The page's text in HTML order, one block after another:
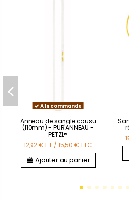
A la commande
Anneau de sangle cousu
(l10mm) - PUR'ANNEAU -
PETZL®
12,92 €HT /15,50 €TTC
Ajouter au panier